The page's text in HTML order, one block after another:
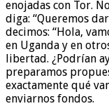
enojadas con Tor.
diga: “Queremos
decimos: “Hola,
en Uganda y en
libertad. ¿Podrían
preparamos
exactamente qué
enviarnos fondos.